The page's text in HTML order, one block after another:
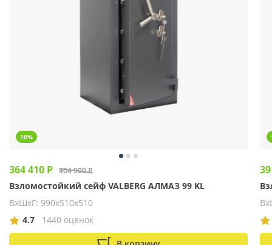
10%
364 410 Р 404 900 Р
Взломостойкий сейф VALBERG АЛМАЗ 99 KL
ВхШхГ: 990х510х510
4.7
1440 оценок